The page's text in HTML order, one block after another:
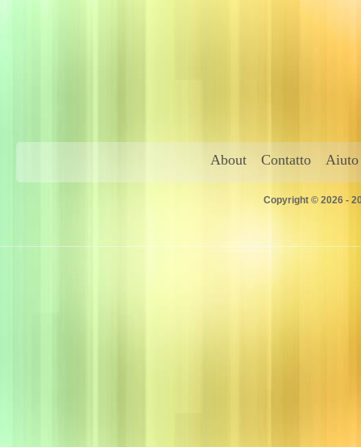
About Contatto Aiuto
Copyright © 2026 -